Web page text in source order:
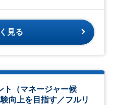
見る
ト（マネージャー候
向上を目指す／フルリ